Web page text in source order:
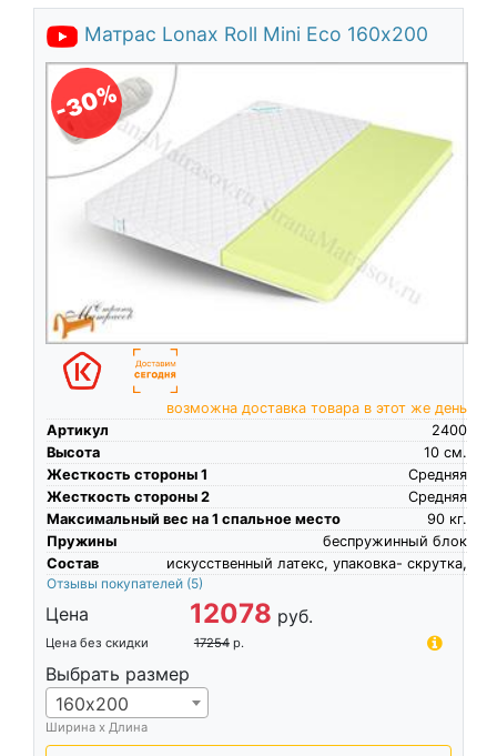
Матрас Lonax Roll Mini Eco 160х200
-30%
возможна доставка товара в этот же день
Артикул
2400
Высота
см.
10
Жесткость стороны 1
Средняя
Жесткость стороны 2
Средняя
Максимальный вес на 1 спальное место
кг.
90
Пружины
беспружинный блок
Состав
искусственный латекс, упаковка- скрутка,
Отзывы покупателей (5)
Цена 12078 руб.
Цена без скидки 17254 р.
Выбрать размер
160х200
Ширина х Длина